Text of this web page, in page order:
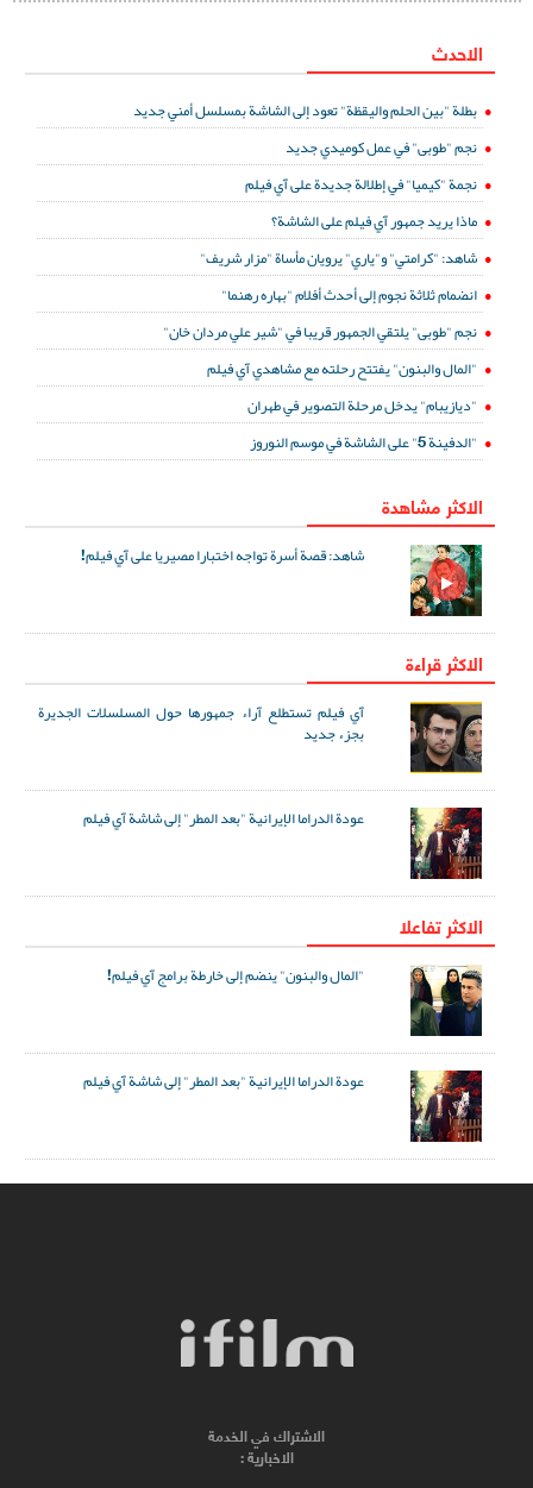
الاحدث
بطلة "بين الحلم واليقظة" تعود إلى الشاشة بمسلسل أمني جديد
نجم "طوبى" في عمل كوميدي جديد
نجمة "كيميا" في إطلالة جديدة على آي فيلم
ماذا يريد جمهور آي فيلم على الشاشة؟
شاهد: "كرامتي" و"ياري" يرويان مأساة "مزار شريف"
انضمام ثلاثة نجوم إلى أحدث أفلام "بهاره رهنما"
نجم "طوبى" يلتقي الجمهور قريبا في "شير علي مردان خان"
"المال والبنون" يفتتح رحلته مع مشاهدي آي فيلم
"ديازيبام" يدخل مرحلة التصوير في طهران
"الدفينة 5" على الشاشة في موسم النوروز
الاكثر مشاهدة
شاهد: قصة أسرة تواجه اختبارا مصيريا على آي فيلم!
الاكثر قراءة
آي فيلم تستطلع آراء جمهورها حول المسلسلات الجديرة
بجزء جديد
عودة الدراما الإيرانية "بعد المطر" إلى شاشة آي فيلم
الاکثر تفاعلا
"المال والبنون" ينضم إلى خارطة برامج آي فيلم!
عودة الدراما الإيرانية "بعد المطر" إلى شاشة آي فيلم
الاشتراك في الخدمة
الاخبارية :